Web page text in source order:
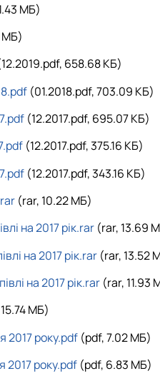
MБ)
MБ)
658.68 КБ)
(01.2018.pdf, 703.09 КБ)
(12.2017.pdf, 695.07 КБ)
(12.2017.pdf, 375.16 КБ)
(12.2017.pdf, 343.16 КБ)
(rar, 10.22 MБ)
на 2017 рік.rar (rar, 13.69
на 2017 рік.rar (rar, 13.52
на 2017 рік.rar (rar, 11.93
MБ)
2017 року.pdf (pdf, 7.02 MБ)
2017 року.pdf (pdf, 6.83 MБ)